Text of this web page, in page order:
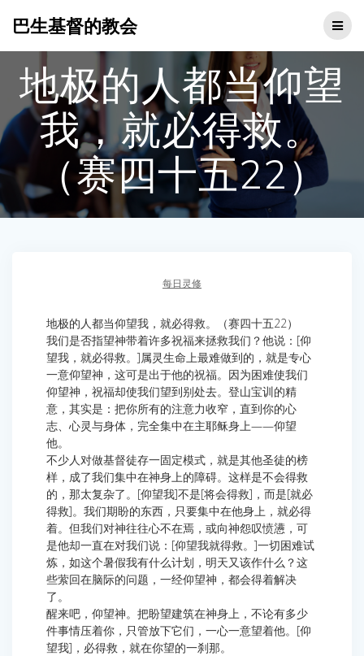
巴生基督的教会
地极的人都当仰望
我，就必得救。
（赛四十五22）
每日灵修
地极的人都当仰望我，就必得救。（赛四十五22）
我们是否指望神带着许多祝福来拯救我们？他说：[仰
望我，就必得救。]属灵生命上最难做到的，就是专心
一意仰望神，这可是出于他的祝福。因为困难使我们
仰望神，祝福却使我们望到别处去。登山宝训的精
意，其实是：把你所有的注意力收窄，直到你的心
志、心灵与身体，完全集中在主耶稣身上——仰望
他。
不少人对做基督徒存一固定模式，就是其他圣徒的榜
样，成了我们集中在神身上的障碍。这样是不会得救
的，那太复杂了。[仰望我]不是[将会得救]，而是[就必
得救]。我们期盼的东西，只要集中在他身上，就必得
着。但我们对神往往心不在焉，或向神怨叹愤懑，可
是他却一直在对我们说：[仰望我就得救。]一切困难试
炼，如这个暑假我有什么计划，明天又该作什么？这
些萦回在脑际的问题，一经仰望神，都会得着解决
了。
醒来吧，仰望神。把盼望建筑在神身上，不论有多少
件事情压着你，只管放下它们，一心一意望着他。[仰
望我]，必得救，就在你望的一刹那。